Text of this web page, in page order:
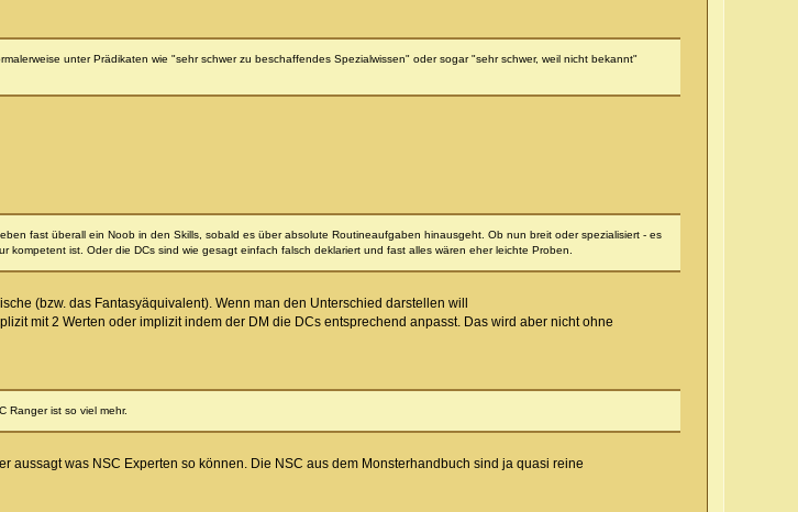
unter Prädikaten wie "sehr schwer zu beschaffendes Spezialwissen" oder sogar "sehr schwer, weil nicht bekannt"
fast überall ein Noob in den Skills, sobald es über absolute Routineaufgaben hinausgeht. Ob nun breit oder spezialisiert - es
ist. Oder die DCs sind wie gesagt einfach falsch deklariert und fast alles wären eher leichte Proben.
(bzw. das Fantasyäquivalent). Wenn man den Unterschied darstellen will
mit 2 Werten oder implizit indem der DM die DCs entsprechend anpasst. Das wird aber nicht ohne
Ranger ist so viel mehr.
aussagt was NSC Experten so können. Die NSC aus dem Monsterhandbuch sind ja quasi reine